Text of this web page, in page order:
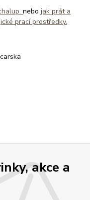
nebojak prát a
prací prostředky.
akce a